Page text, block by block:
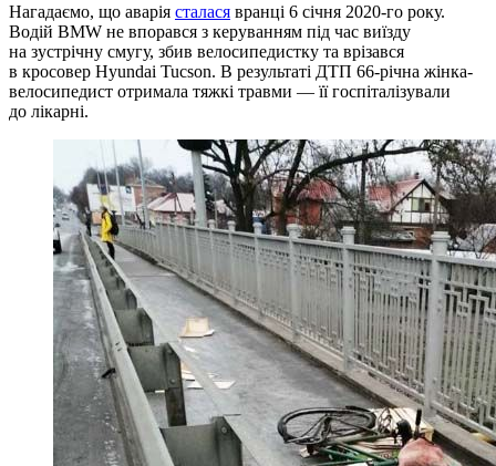
Нагадаємо, що аварія сталася вранці 6 січня 2020-го року.
Водій BMW не впорався з керуванням під час виїзду
на зустрічну смугу, збив велосипедистку та врізався
в кросовер Hyundai Tucson. В результаті ДТП 66-річна жінка-
велосипедист отримала тяжкі травми — її госпіталізували
до лікарні.